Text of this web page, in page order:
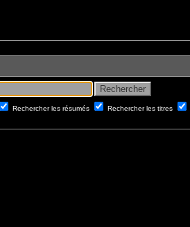
Rechercher les résumés Rechercher les titres